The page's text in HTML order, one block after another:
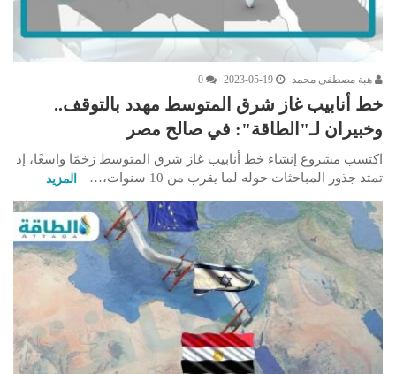
هبة مصطفى محمد 2023-05-19
0
خط أنابيب غاز شرق المتوسط مهدد بالتوقف..
وخبيران لـ"الطاقة": في صالح مصر
اكتسب مشروع إنشاء خط أنابيب غاز شرق المتوسط زخمًا واسعًا، إذ
تمتد جذور المباحثات حوله لما يقرب من 10 سنوات،…
المزيد